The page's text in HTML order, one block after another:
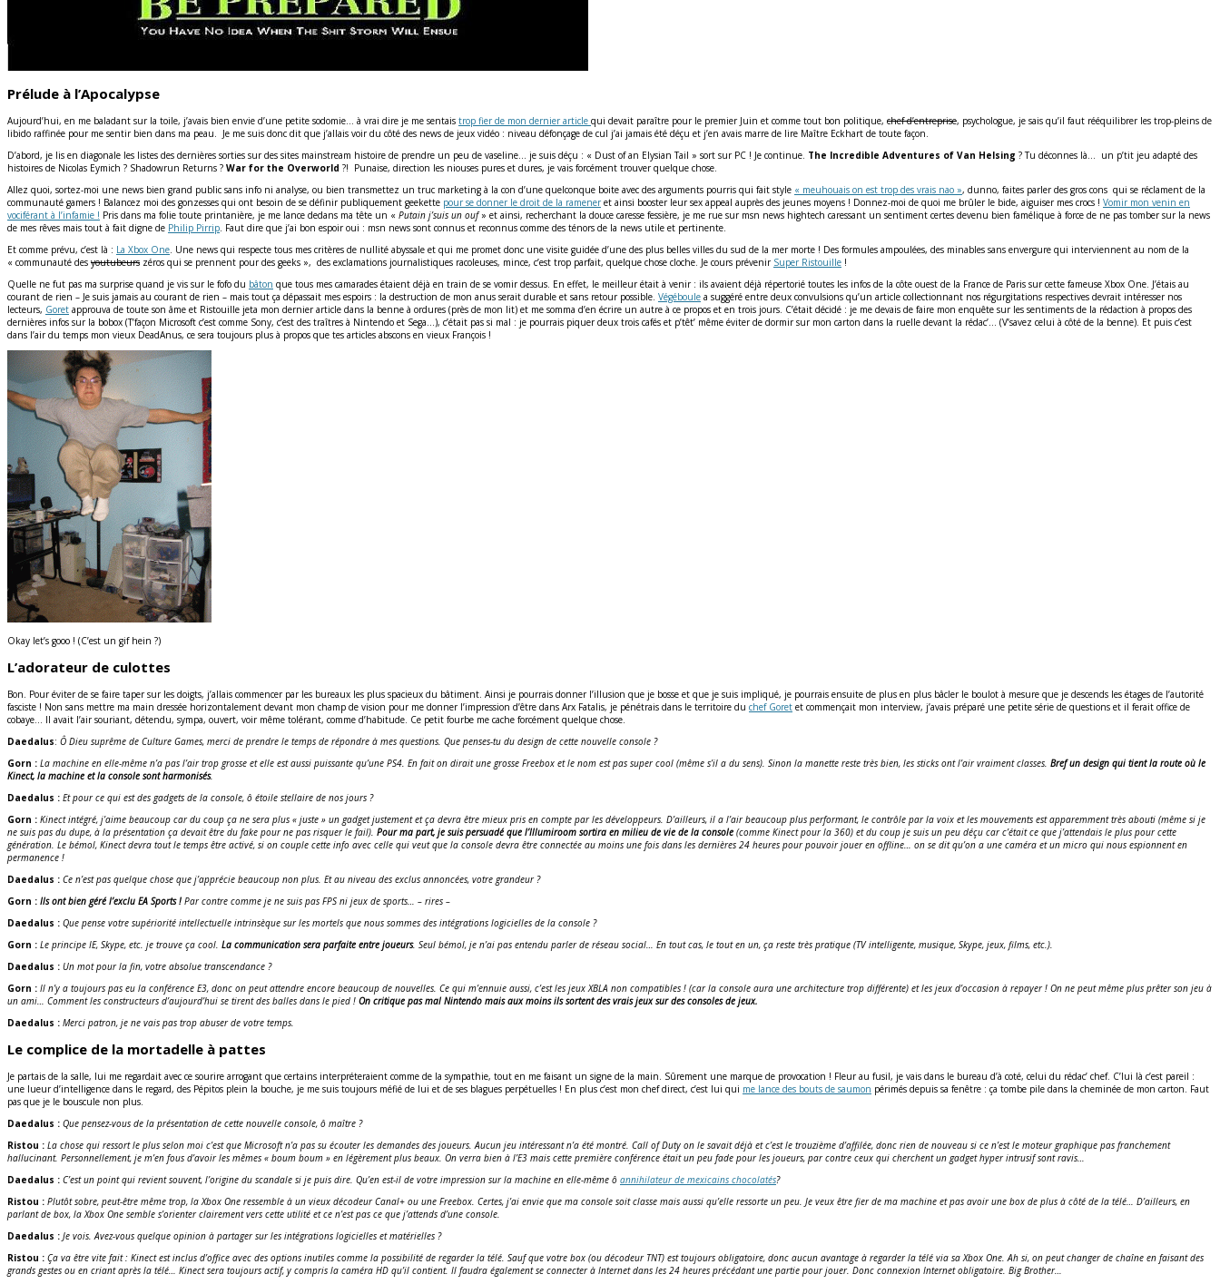
Prélude à l’Apocalypse
Aujourd’hui, en me baladant sur la toile, j’avais bien envie d’une petite sodomie… à vrai dire je me sentais trop fier de mon dernier article qui devait paraître pour le premier Juin et comme tout bon politique, chef d’entreprise, psychologue, je sais qu’il faut rééquilibrer les trop-pleins de
libido raffinée pour me sentir bien dans ma peau. Je me suis donc dit que j’allais voir du côté des news de jeux vidéo : niveau défonçage de cul j’ai jamais été déçu et j’en avais marre de lire Maître Eckhart de toute façon.
D’abord, je lis en diagonale les listes des dernières sorties sur des sites mainstream histoire de prendre un peu de vaseline… je suis déçu : « Dust of an Elysian Tail » sort sur PC ! Je continue. The Incredible Adventures of Van Helsing ? Tu déconnes là… un p’tit jeu adapté des
histoires de Nicolas Eymich ? Shadowrun Returns ? War for the Overworld ?! Punaise, direction les niouses pures et dures, je vais forcément trouver quelque chose.
Allez quoi, sortez-moi une news bien grand public sans info ni analyse, ou bien transmettez un truc marketing à la con d’une quelconque boite avec des arguments pourris qui fait style « meuhouais on est trop des vrais nao », dunno, faites parler des gros cons qui se réclament de la
communauté gamers ! Balancez moi des gonzesses qui ont besoin de se définir publiquement geekette pour se donner le droit de la ramener et ainsi booster leur sex appeal auprès des jeunes moyens ! Donnez-moi de quoi me brûler le bide, aiguiser mes crocs ! Vomir mon venin en
vociférant à l’infamie ! Pris dans ma folie toute printanière, je me lance dedans ma tête un « Putain j’suis un ouf» et ainsi, recherchant la douce caresse fessière, je me rue sur msn news hightech caressant un sentiment certes devenu bien famélique à force de ne pas tomber sur la news
de mes rêves mais tout à fait digne de Philip Pirrip . Faut dire que j’ai bon espoir oui : msn news sont connus et reconnus comme des ténors de la news utile et pertinente.
Et comme prévu, c’est là : La Xbox One . Une news qui respecte tous mes critères de nullité abyssale et qui me promet donc une visite guidée d’une des plus belles villes du sud de la mer morte ! Des formules ampoulées, des minables sans envergure qui interviennent au nom de la
« communauté des youtubeurs zéros qui se prennent pour des geeks », des exclamations journalistiques racoleuses, mince, c’est trop parfait, quelque chose cloche. Je cours prévenir Super Ristouille !
Quelle ne fut pas ma surprise quand je vis sur le fofo du bâton que tous mes camarades étaient déjà en train de se vomir dessus. En effet, le meilleur était à venir : ils avaient déjà répertorié toutes les infos de la côte ouest de la France de Paris sur cette fameuse Xbox One. J’étais au
courant de rien – Je suis jamais au courant de rien – mais tout ça dépassait mes espoirs : la destruction de mon anus serait durable et sans retour possible. Végéboule a suggéré entre deux convulsions qu’un article collectionnant nos régurgitations respectives devrait intéresser nos
lecteurs, Goret approuva de toute son âme et Ristouille jeta mon dernier article dans la benne à ordures (près de mon lit) et me somma d’en écrire un autre à ce propos et en trois jours. C’était décidé : je me devais de faire mon enquête sur les sentiments de la rédaction à propos des
dernières infos sur la bobox (T’façon Microsoft c’est comme Sony, c’est des traîtres à Nintendo et Sega…), c’était pas si mal : je pourrais piquer deux trois cafés et p’têt’ même éviter de dormir sur mon carton dans la ruelle devant la rédac’… (V’savez celui à côté de la benne). Et puis c’est
dans l’air du temps mon vieux DeadAnus, ce sera toujours plus à propos que tes articles abscons en vieux François !
Okay let’s gooo ! (C’est un gif hein ?)
L’adorateur de culottes
Bon. Pour éviter de se faire taper sur les doigts, j’allais commencer par les bureaux les plus spacieux du bâtiment. Ainsi je pourrais donner l’illusion que je bosse et que je suis impliqué, je pourrais ensuite de plus en plus bâcler le boulot à mesure que je descends les étages de l’autorité
fasciste ! Non sans mettre ma main dressée horizontalement devant mon champ de vision pour me donner l’impression d’être dans Arx Fatalis, je pénétrais dans le territoire du chef Goret et commençait mon interview, j’avais préparé une petite série de questions et il ferait office de
cobaye… Il avait l’air souriant, détendu, sympa, ouvert, voir même tolérant, comme d’habitude. Ce petit fourbe me cache forcément quelque chose.
Daedalus: Ô Dieu suprême de Culture Games, merci de prendre le temps de répondre à mes questions. Que penses-tu du design de cette nouvelle console ?
Gorn : La machine en elle-même n’a pas l’air trop grosse et elle est aussi puissante qu’une PS4. En fait on dirait une grosse Freebox et le nom est pas super cool (même s’il a du sens). Sinon la manette reste très bien, les sticks ont l’air vraiment classes. Bref un design qui tient la route où le
Kinect, la machine et la console sont harmonisés.
Daedalus : Et pour ce qui est des gadgets de la console, ô étoile stellaire de nos jours ?
Gorn : Kinect intégré, j’aime beaucoup car du coup ça ne sera plus « juste » un gadget justement et ça devra être mieux pris en compte par les développeurs. D’ailleurs, il a l’air beaucoup plus performant, le contrôle par la voix et les mouvements est apparemment très abouti (même si je
ne suis pas du dupe, à la présentation ça devait être du fake pour ne pas risquer le fail). Pour ma part, je suis persuadé que l’Illumiroom sortira en milieu de vie de la console (comme Kinect pour la 360) et du coup je suis un peu déçu car c’était ce que j’attendais le plus pour cette
génération. Le bémol, Kinect devra tout le temps être activé, si on couple cette info avec celle qui veut que la console devra être connectée au moins une fois dans les dernières 24 heures pour pouvoir jouer en offline… on se dit qu’on a une caméra et un micro qui nous espionnent en
permanence !
Daedalus : Ce n’est pas quelque chose que j’apprécie beaucoup non plus. Et au niveau des exclus annoncées, votre grandeur ?
Gorn : Ils ont bien géré l’exclu EA Sports ! Par contre comme je ne suis pas FPS ni jeux de sports… – rires –
Daedalus : Que pense votre supériorité intellectuelle intrinsèque sur les mortels que nous sommes des intégrations logicielles de la console ?
Gorn : Le principe IE, Skype, etc. je trouve ça cool. La communication sera parfaite entre joueurs. Seul bémol, je n’ai pas entendu parler de réseau social… En tout cas, le tout en un, ça reste très pratique (TV intelligente, musique, Skype, jeux, films, etc.).
Daedalus : Un mot pour la fin, votre absolue transcendance ?
Gorn : Il n’y a toujours pas eu la conférence E3, donc on peut attendre encore beaucoup de nouvelles. Ce qui m’ennuie aussi, c’est les jeux XBLA non compatibles ! (car la console aura une architecture trop différente) et les jeux d’occasion à repayer ! On ne peut même plus prêter son jeu à
un ami… Comment les constructeurs d’aujourd’hui se tirent des balles dans le pied ! On critique pas mal Nintendo mais aux moins ils sortent des vrais jeux sur des consoles de jeux.
Daedalus : Merci patron, je ne vais pas trop abuser de votre temps.
Le complice de la mortadelle à pattes
Je partais de la salle, lui me regardait avec ce sourire arrogant que certains interpréteraient comme de la sympathie, tout en me faisant un signe de la main. Sûrement une marque de provocation ! Fleur au fusil, je vais dans le bureau d’à coté, celui du rédac’ chef. C’lui là c’est pareil :
une lueur d’intelligence dans le regard, des Pépitos plein la bouche, je me suis toujours méfié de lui et de ses blagues perpétuelles ! En plus c’est mon chef direct, c’est lui qui me lance des bouts de saumon périmés depuis sa fenêtre : ça tombe pile dans la cheminée de mon carton. Faut
pas que je le bouscule non plus.
Daedalus : Que pensez-vous de la présentation de cette nouvelle console, ô maître ?
Ristou : La chose qui ressort le plus selon moi c’est que Microsoft n’a pas su écouter les demandes des joueurs. Aucun jeu intéressant n’a été montré. Call of Duty on le savait déjà et c’est le trouzième d’affilée, donc rien de nouveau si ce n’est le moteur graphique pas franchement
hallucinant. Personnellement, je m’en fous d’avoir les mêmes « boum boum » en légèrement plus beaux. On verra bien à l’E3 mais cette première conférence était un peu fade pour les joueurs, par contre ceux qui cherchent un gadget hyper intrusif sont ravis…
Daedalus : C’est un point qui revient souvent, l’origine du scandale si je puis dire. Qu’en est-il de votre impression sur la machine en elle-même ô annihilateur de mexicains chocolatés?
Ristou : Plutôt sobre, peut-être même trop, la Xbox One ressemble à un vieux décodeur Canal+ ou une Freebox. Certes, j’ai envie que ma console soit classe mais aussi qu’elle ressorte un peu. Je veux être fier de ma machine et pas avoir une box de plus à côté de la télé… D’ailleurs, en
parlant de box, la Xbox One semble s’orienter clairement vers cette utilité et ce n’est pas ce que j’attends d’une console.
Daedalus : Je vois. Avez-vous quelque opinion à partager sur les intégrations logicielles et matérielles ?
Ristou : Ça va être vite fait : Kinect est inclus d’office avec des options inutiles comme la possibilité de regarder la télé. Sauf que votre box (ou décodeur TNT) est toujours obligatoire, donc aucun avantage à regarder la télé via sa Xbox One. Ah si, on peut changer de chaîne en faisant des
grands gestes ou en criant après la télé… Kinect sera toujours actif, y compris la caméra HD qu’il contient. Il faudra également se connecter à Internet dans les 24 heures précédant une partie pour jouer. Donc connexion Internet obligatoire. Big Brother…